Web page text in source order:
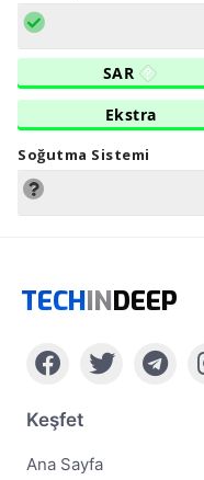
SAR
Ekstra
Soğutma Sistemi
TECHINDEEP
Keşfet
Ana Sayfa